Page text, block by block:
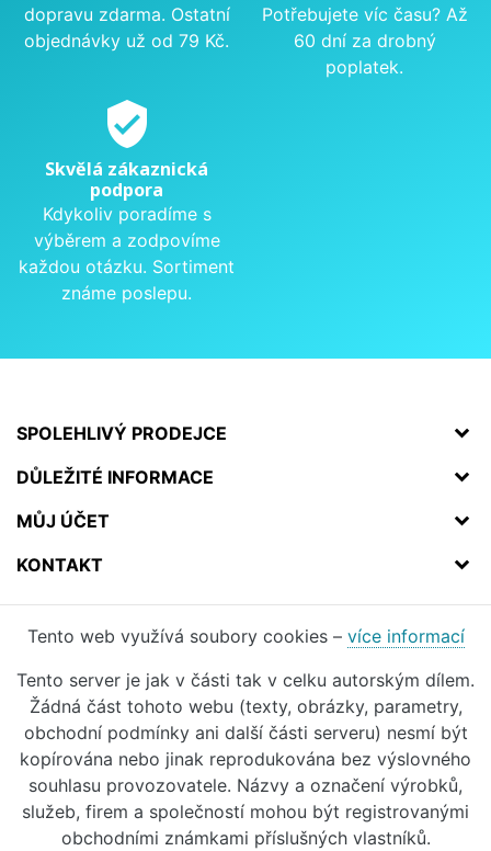
dopravu zdarma. Ostatní
objednávky už od 79 Kč.
Potřebujete víc času? Až
60 dní za drobný
poplatek.
verified_user
Skvělá zákaznická
podpora
Kdykoliv poradíme s
výběrem a zodpovíme
každou otázku. Sortiment
známe poslepu.
SPOLEHLIVÝ PRODEJCE
DŮLEŽITÉ INFORMACE
MŮJ ÚČET
KONTAKT
Tento web využívá soubory cookies – více informací
Tento server je jak v části tak v celku autorským dílem.
Žádná část tohoto webu (texty, obrázky, parametry,
obchodní podmínky ani další části serveru) nesmí být
kopírována nebo jinak reprodukována bez výslovného
souhlasu provozovatele. Názvy a označení výrobků,
služeb, firem a společností mohou být registrovanými
obchodními známkami příslušných vlastníků.